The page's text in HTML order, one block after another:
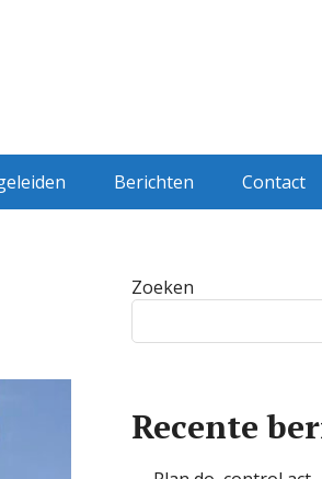
Berichten Contact
Zoeken
Recente